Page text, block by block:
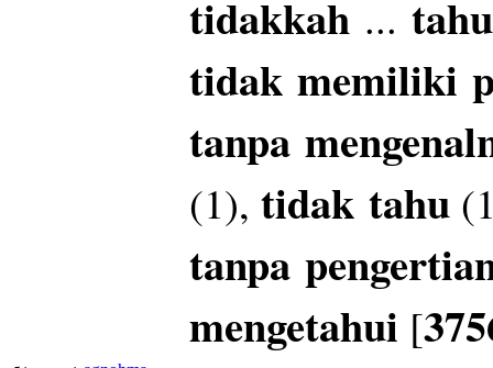
tidakkah ... tahu
tidak memiliki
tanpa
(1), tidak tahu
tanpa
mengetahui [